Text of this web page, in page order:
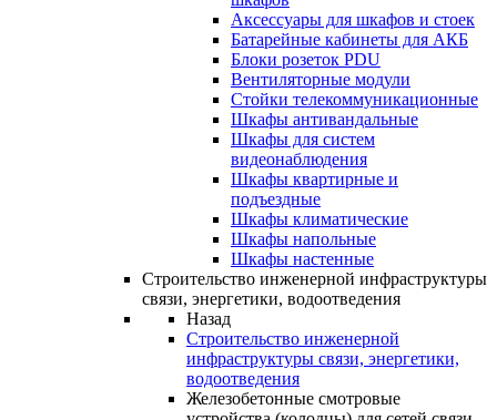
Аксессуары для шкафов и стоек
Батарейные кабинеты для АКБ
Блоки розеток PDU
Вентиляторные модули
Стойки телекоммуникационные
Шкафы антивандальные
Шкафы для систем
видеонаблюдения
Шкафы квартирные и
подъездные
Шкафы климатические
Шкафы напольные
Шкафы настенные
Строительство инженерной инфраструктуры
связи, энергетики, водоотведения
Назад
Строительство инженерной
инфраструктуры связи, энергетики,
водоотведения
Железобетонные смотровые